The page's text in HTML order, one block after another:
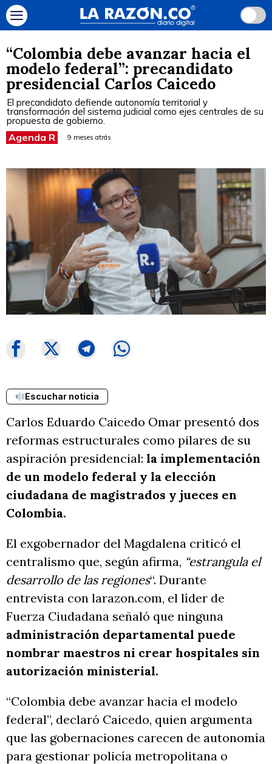
“Colombia debe avanzar hacia el
modelo federal”: precandidato
presidencial Carlos Caicedo
El precandidato defiende autonomía territorial y
transformación del sistema judicial como ejes centrales de su
propuesta de gobierno.
Agenda R 9 meses atrás
Escuchar noticia
Carlos Eduardo Caicedo Omar presentó dos
reformas estructurales como pilares de su
aspiración presidencial: la implementación
de un modelo federal y la elección
ciudadana de magistrados y jueces en
Colombia.
El exgobernador del Magdalena criticó el
centralismo que, según afirma, “estrangula el
desarrollo de las regiones“. Durante
entrevista con larazon.com, el líder de
Fuerza Ciudadana señaló que ninguna
administración departamental puede
nombrar maestros ni crear hospitales sin
autorización ministerial.
“Colombia debe avanzar hacia el modelo
federal”, declaró Caicedo, quien argumenta
que las gobernaciones carecen de autonomía
para gestionar policía metropolitana o